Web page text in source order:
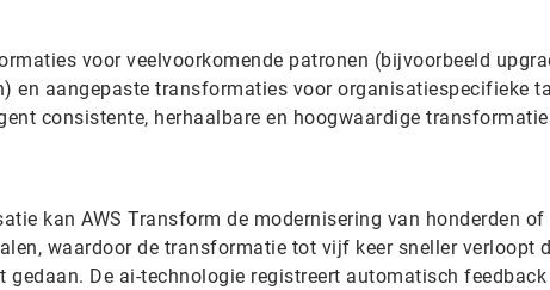
voor veelvoorkomende patronen (bijvoorbeeld
en aangepaste transformaties voor organisatiespecifieke
consistente, herhaalbare en hoogwaardige
kan AWS Transform de modernisering van honderden of
waardoor de transformatie tot vijf keer sneller verloopt
De ai-technologie registreert automatisch feedback